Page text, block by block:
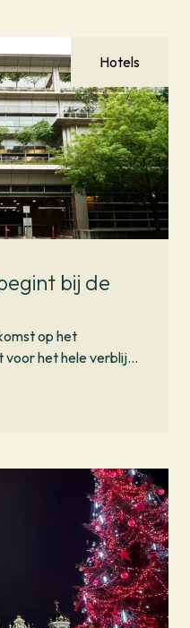
Hotels
bij de
op het
het hele verblijf,